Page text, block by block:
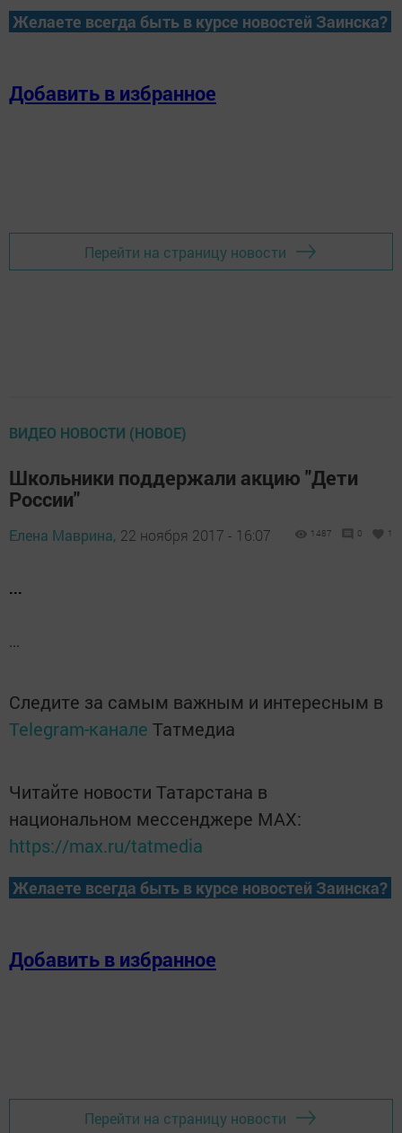
Желаете всегда быть в курсе новостей Заинска?
Добавить в избранное
Перейти на страницу новости
ВИДЕО НОВОСТИ (НОВОЕ)
Школьники поддержали акцию "Дети
России"
Елена Маврина, 22 ноября 2017 - 16:07 1487 0 1
...
...
Следите за самым важным и интересным в
Telegram-канале Татмедиа
Читайте новости Татарстана в
национальном мессенджере MАХ:
https://max.ru/tatmedia
Желаете всегда быть в курсе новостей Заинска?
Добавить в избранное
Перейти на страницу новости